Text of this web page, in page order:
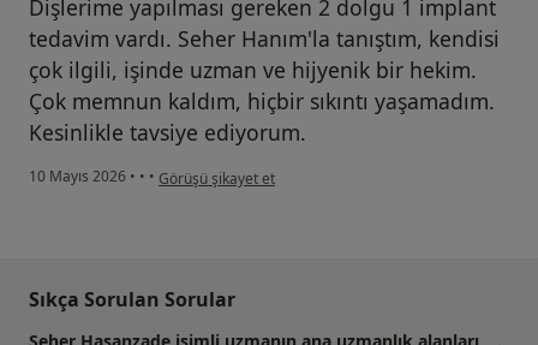
Dişlerime yapılması gereken 2 dolgu 1 implant
tedavim vardı. Seher Hanım'la tanıştım, kendisi
çok ilgili, işinde uzman ve hijyenik bir hekim.
Çok memnun kaldım, hiçbir sıkıntı yaşamadım.
Kesinlikle tavsiye ediyorum.
10 Mayıs 2026 • • • kullanıcının görüşüne göre g...
Görüşü şikayet et
Sıkça Sorulan Sorular